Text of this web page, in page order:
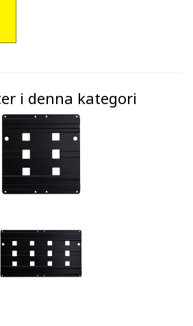
i denna kategori